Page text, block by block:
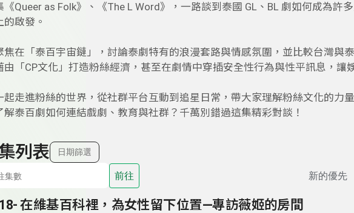
《Queer as Folk》、《The L Word》，一路談到泰國 GL、BL 劇如何成為許
啟發。
焦在「泰百宇宙鏈」，討論泰劇特有的浪漫套路與情感氛圍，並比較台灣與
由「CP文化」打造粉絲經濟，甚至在劇情中穿插安全性行為與性平訊息，讓
起走進粉絲的世界，從社群平台互動到追星日常，帶大家理解粉絲文化的力
解泰百劇如何連結戲劇、教育與社群？千萬別錯過這集精彩對談！
列表 日期篩選
前往 新的優先
在維基百科裡，為女性留下位置—專訪薇姬的房間